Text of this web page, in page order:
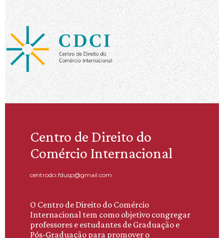
Centro de Direito do
Comércio Internacional
centrodci.fdusp@gmail.com
O Centro de Direito do Comércio
Internacional tem como objetivo congregar
professores e estudantes de Graduação e
Pós-Graduação para promover o